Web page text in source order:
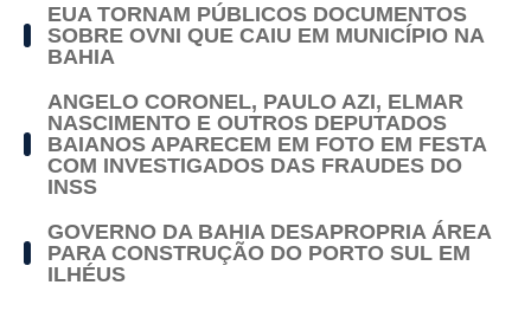
EUA TORNAM PÚBLICOS DOCUMENTOS
SOBRE OVNI QUE CAIU EM MUNICÍPIO NA
BAHIA
ANGELO CORONEL, PAULO AZI, ELMAR
NASCIMENTO E OUTROS DEPUTADOS
BAIANOS APARECEM EM FOTO EM FESTA
COM INVESTIGADOS DAS FRAUDES DO
INSS
GOVERNO DA BAHIA DESAPROPRIA ÁREA
PARA CONSTRUÇÃO DO PORTO SUL EM
ILHÉUS